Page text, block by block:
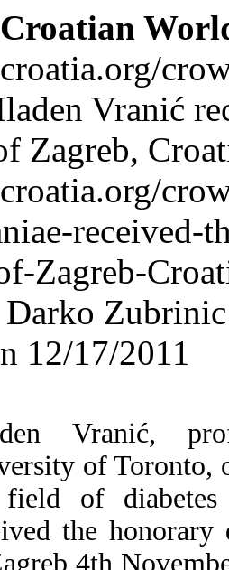
Vranić
Zagreb,
received-
Zagreb-
Zubrinic
12/17/2011
Vranić,
of Toronto,
of
the
4th